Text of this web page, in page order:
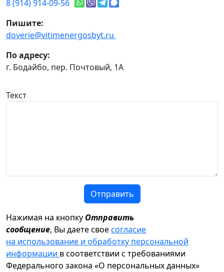
8 (914) 914-09-56
Пишите:
doverie@vitimenergosbyt.ru
По адресу:
г. Бодайбо, пер. Почтовый, 1А
Текст
Отправить
Нажимая на кнопку Отправить
сообщение, Вы даете своесогласие
на использование и обработку персональной
информации в соответствии с требованиями
Федерального закона «О персональных данных»